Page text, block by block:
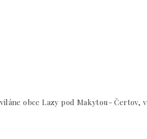
obce Lazy pod Makytou- Čertov, v